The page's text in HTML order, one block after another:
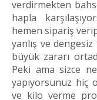
verdirmekten
hapla
hemen sipariş
yanlış ve
büyük zararı
Peki ama sizce
yapıyorsunuz hiç
ve kilo verme